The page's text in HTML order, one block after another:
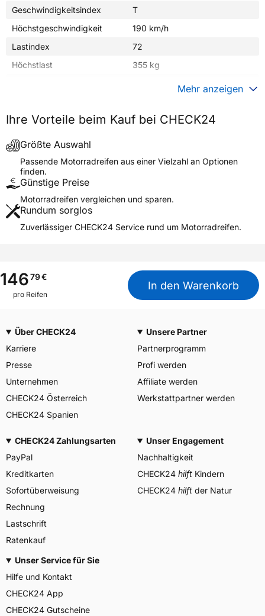
Geschwindigkeitsindex
T
Höchstgeschwindigkeit
190 km/h
Lastindex
72
Höchstlast
355 kg
Fahrzeugtyp
Motorrad
Verwendung
Modellname
ENDURO TRAIL XT+
Reifenposition
Motorradtyp
Enduro
Weitere Eigenschaften
M+S
Ja
Motorrad Kennzeichnung
M/C
Allgemeine Produktsicherheit (GPSR)
Herstellerkontakt
YOKOHAMA TWS
GERMANY GmbH, Erbach
Deutschland, info-de@mitas-
tires.com
Mehr anzeigen
Ihre Vorteile beim Kauf bei CHECK24
Größte Auswahl
Passende Motorradreifen aus einer Vielzahl an Optionen
finden.
Günstige Preise
Motorradreifen vergleichen und sparen.
Rundum sorglos
Zuverlässiger CHECK24 Service rund um Motorradreifen.
14679€
pro Reifen
In den Warenkorb
Über CHECK24
Karriere
Presse
Unternehmen
CHECK24 Österreich
CHECK24 Spanien
Unsere Partner
Partnerprogramm
Profi werden
Affiliate werden
Werkstattpartner werden
CHECK24 Zahlungsarten
PayPal
Kreditkarten
Sofortüberweisung
Rechnung
Lastschrift
Ratenkauf
Unser Engagement
Nachhaltigkeit
CHECK24 hilft Kindern
CHECK24 hilft der Natur
Unser Service für Sie
Hilfe und Kontakt
CHECK24 App
CHECK24 Gutscheine